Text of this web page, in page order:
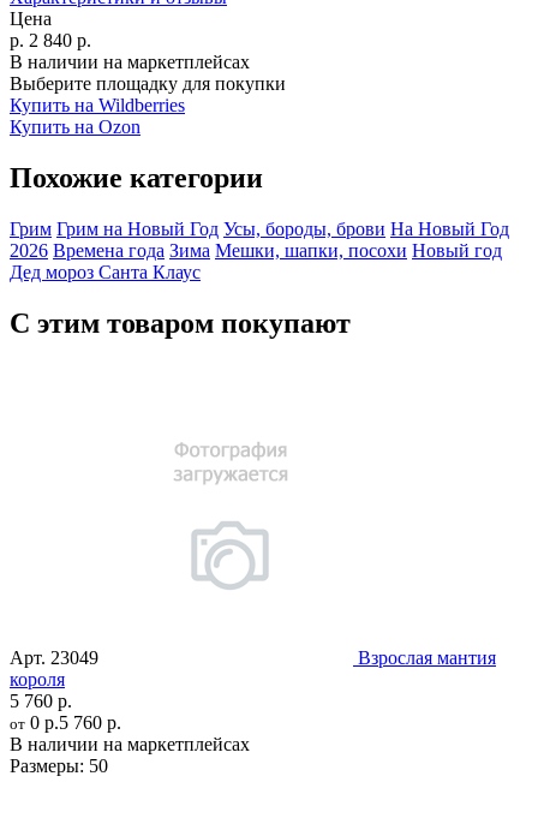
Цена
р. 2 840 р.
В наличии на маркетплейсах
Выберите площадку для покупки
Купить на Wildberries
Купить на Ozon
Похожие категории
Грим Грим на Новый Год Усы, бороды, брови На Новый Год
2026 Времена года Зима Мешки, шапки, посохи Новый год
Дед мороз Санта Клаус
С этим товаром покупают
Арт. 23049
Взрослая мантия
короля
5 760 р.
от 0 р.5 760 р.
В наличии на маркетплейсах
Размеры: 50